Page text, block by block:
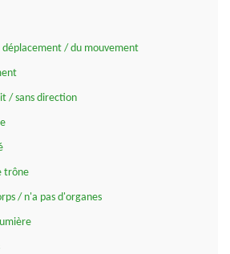
/ du mouvement
/ sans direction
trône
/ n'a pas d'organes